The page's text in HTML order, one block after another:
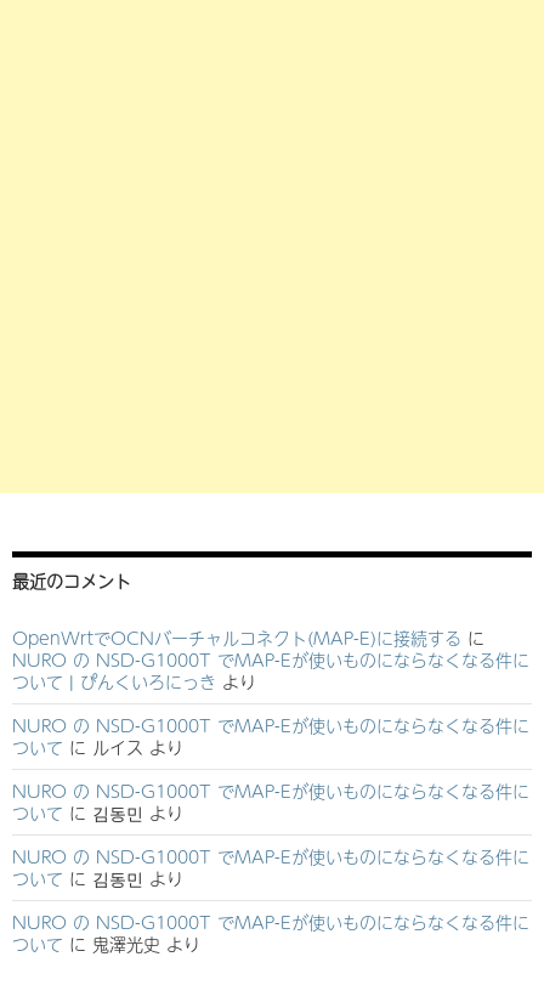
最近のコメント
OpenWrtでOCNバーチャルコネクト(MAP-E)に接続する に
NURO の NSD-G1000T でMAP-Eが使いものにならなくなる件に
ついて | ぴんくいろにっき より
NURO の NSD-G1000T でMAP-Eが使いものにならなくなる件に
ついて に ルイス より
NURO の NSD-G1000T でMAP-Eが使いものにならなくなる件に
ついて に 김동민 より
NURO の NSD-G1000T でMAP-Eが使いものにならなくなる件に
ついて に 김동민 より
NURO の NSD-G1000T でMAP-Eが使いものにならなくなる件に
ついて に 鬼澤光史 より